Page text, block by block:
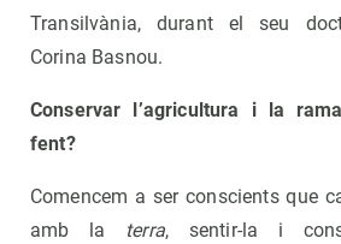
Transilvània, durant el seu
Corina Basnou.
Conservar l’agricultura i la
fent?
Comencem a ser conscients que
amb la terra, sentir-la i